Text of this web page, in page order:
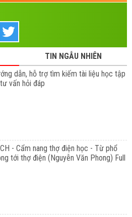
TIN NGẪU NHIÊN
dẫn, hỗ trợ tìm kiếm tài liệu học tập
vấn hỏi đáp
- Cẩm nang thợ điện học - Từ phổ
tới thợ điện (Nguyễn Văn Phong) Full